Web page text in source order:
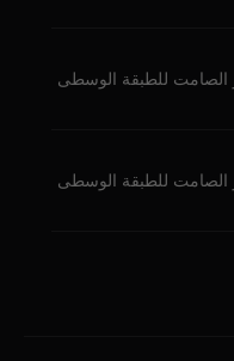
الصامت للطبقة الوسطى
الصامت للطبقة الوسطى